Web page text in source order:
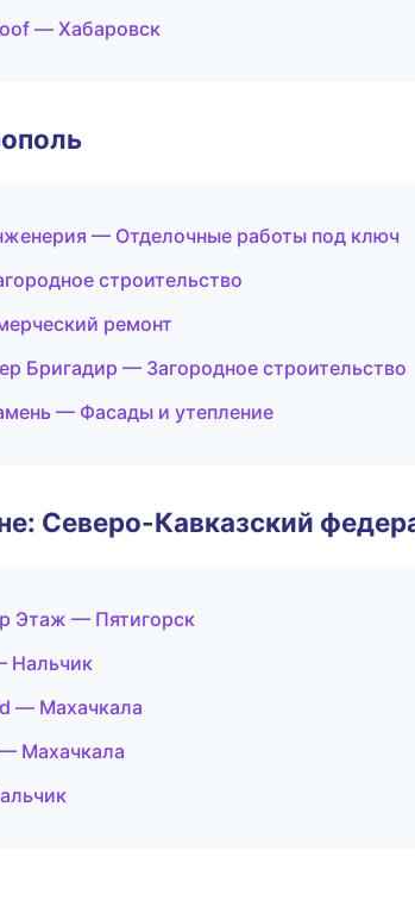
— Хабаровск
— Отделочные работы под ключ
строительство
ремонт
Бригадир — Загородное строительство
— Фасады и утепление
Северо-Кавказский
Этаж — Пятигорск
Нальчик
— Махачкала
Махачкала